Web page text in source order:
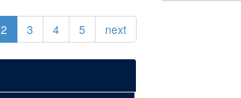
2 3 4 5 next